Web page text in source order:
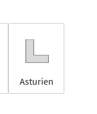
Asturien